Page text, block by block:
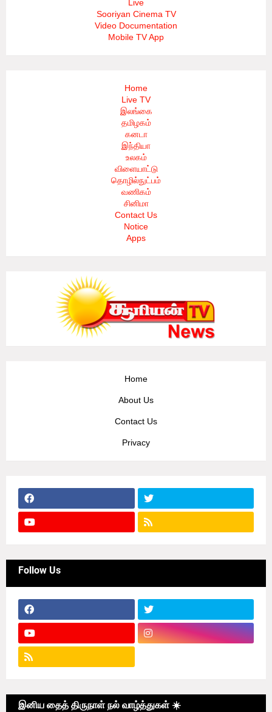
Live
Sooriyan Cinema TV
Video Documentation
Mobile TV App
Home
Live TV
இலங்கை
தமிழகம்
கனடா
இந்தியா
உலகம்
விளையாட்டு
தொழில்நுட்பம்
வணிகம்
சினிமா
Contact Us
Notice
Apps
Home
About Us
Contact Us
Privacy
Follow Us
இனிய தைத் திருநாள் நல் வாழ்த்துகள் ☀️